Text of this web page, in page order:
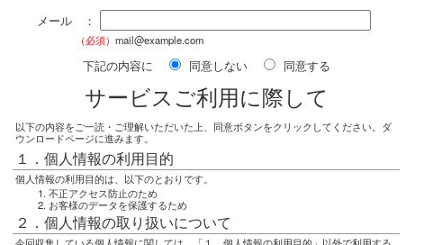
メール ：
（必須） mail@example.com
下記の内容に 同意しない 同意する
サービスご利用に際して
以下の内容をご一読・ご理解いただいた上、同意ボタンをクリックしてください。ダ
ウンロードページに進みます。
１．個人情報の利用目的
個人情報の利用目的は、以下のとおりです。
不正アクセス防止のため
お客様のデータを保護するため
２．個人情報の取り扱いについて